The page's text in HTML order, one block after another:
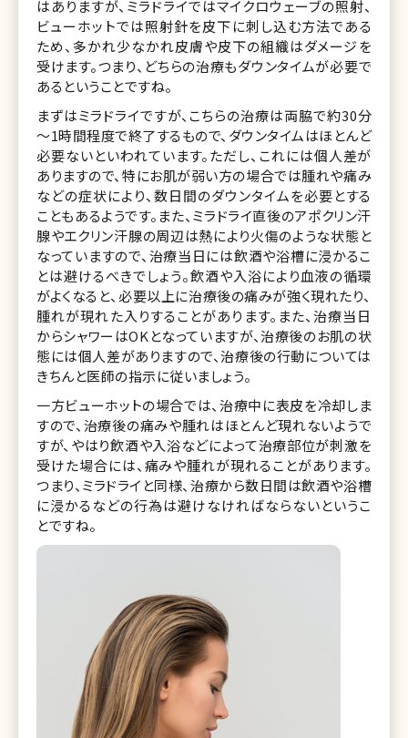
はありますが、ミラドライではマイクロウェーブの照射、
ビューホットでは照射針を皮下に刺し込む方法である
ため、多かれ少なかれ皮膚や皮下の組織はダメージを
受けます。つまり、どちらの治療もダウンタイムが必要で
あるということですね。
まずはミラドライですが、こちらの治療は両脇で約30分
～1時間程度で終了するもので、ダウンタイムはほとんど
必要ないといわれています。ただし、これには個人差が
ありますので、特にお肌が弱い方の場合では腫れや痛み
などの症状により、数日間のダウンタイムを必要とする
こともあるようです。また、ミラドライ直後のアポクリン汗
腺やエクリン汗腺の周辺は熱により火傷のような状態と
なっていますので、治療当日には飲酒や浴槽に浸かるこ
とは避けるべきでしょう。飲酒や入浴により血液の循環
がよくなると、必要以上に治療後の痛みが強く現れたり、
腫れが現れた入りすることがあります。また、治療当日
からシャワーはOKとなっていますが、治療後のお肌の状
態には個人差がありますので、治療後の行動については
きちんと医師の指示に従いましょう。
一方ビューホットの場合では、治療中に表皮を冷却しま
すので、治療後の痛みや腫れはほとんど現れないようで
すが、やはり飲酒や入浴などによって治療部位が刺激を
受けた場合には、痛みや腫れが現れることがあります。
つまり、ミラドライと同様、治療から数日間は飲酒や浴槽
に浸かるなどの行為は避けなければならないというこ
とですね。